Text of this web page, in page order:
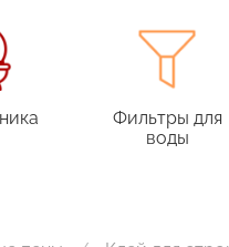
Фильтры для
воды